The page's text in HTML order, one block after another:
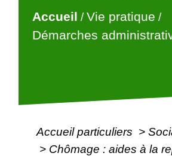
Accueil /Vie pratique /
Démarches
Accueil particuliers >
> Chômage : aides à la